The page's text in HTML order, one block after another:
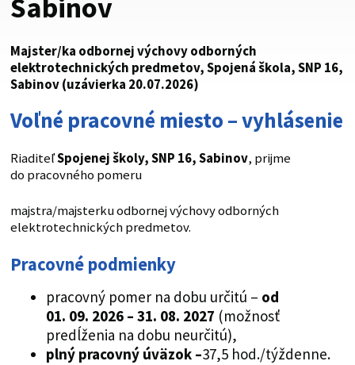
Sabinov
Majster/ka odbornej výchovy odborných
elektrotechnických predmetov, Spojená škola, SNP 16,
Sabinov (uzávierka 20.07.2026)
Voľné pracovné miesto – vyhlásenie
RiaditeľSpojenej školy, SNP 16, Sabinov, prijme
do pracovného pomeru
majstra/majsterku odbornej výchovy odborných
elektrotechnických predmetov.
Pracovné podmienky
pracovný pomer na dobu určitú – od
01. 09. 2026 – 31. 08. 2027 (možnosť
predĺženia na dobu neurčitú),
plný pracovný úväzok–37,5 hod./týždenne.